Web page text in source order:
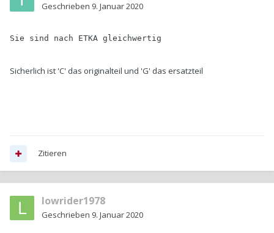
Geschrieben 9. Januar 2020
Sie sind nach ETKA gleichwertig
Sicherlich ist 'C' das originalteil und 'G' das ersatzteil
Zitieren
lowrider1978
Geschrieben 9. Januar 2020